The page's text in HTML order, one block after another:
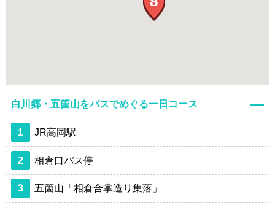
白川郷・五箇山をバスでめぐる一日コース
1 JR高岡駅
2 相倉口バス停
3 五箇山「相倉合掌造り集落」